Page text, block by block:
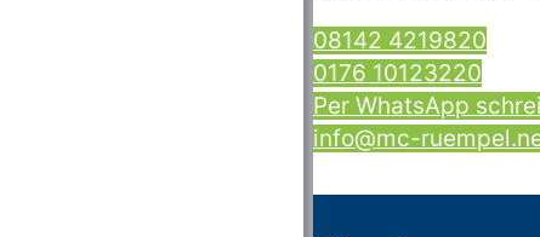
08142 4219820
0176 10123220
Per WhatsApp
info@mc-